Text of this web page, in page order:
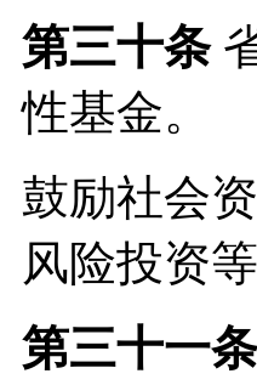
第三十条
性基金。
鼓励社会
风险投资
第三十一条